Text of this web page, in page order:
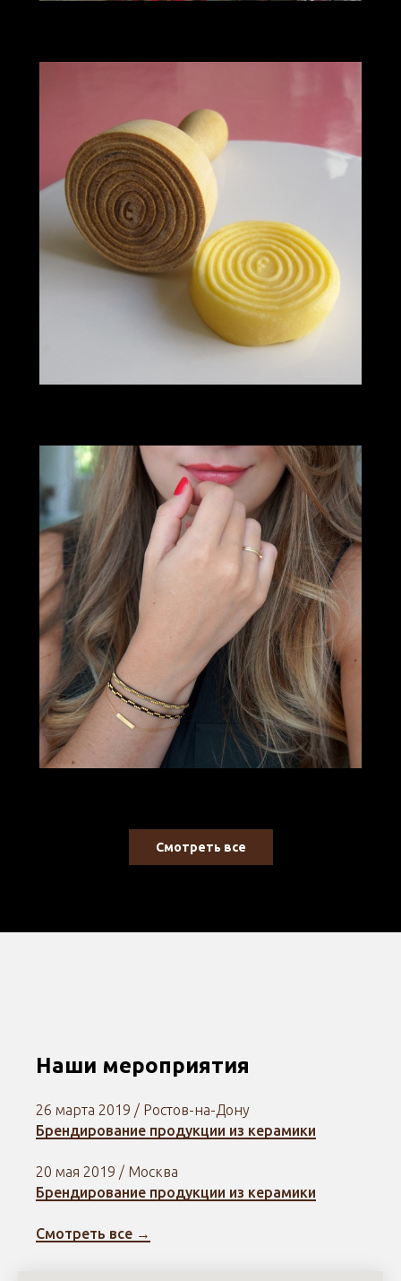
Смотреть все
Наши мероприятия
26 марта 2019 / Ростов-на-Дону
Брендирование продукции из керамики
20 мая 2019 / Москва
Брендирование продукции из керамики
Смотреть все →